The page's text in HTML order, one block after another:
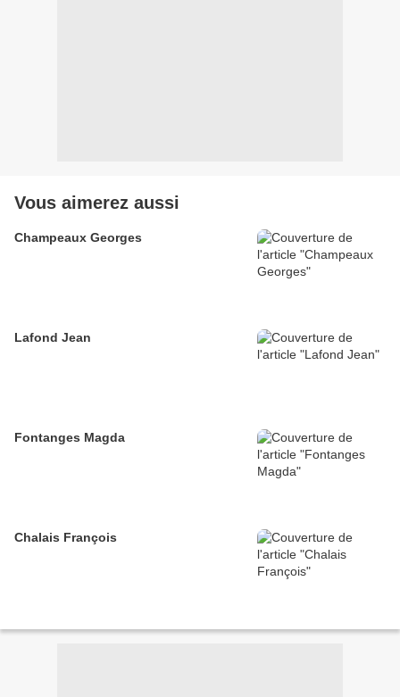
Vous aimerez aussi
Champeaux Georges
Lafond Jean
Fontanges Magda
Chalais François